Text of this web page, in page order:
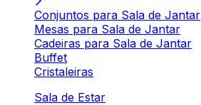
Conjuntos para Sala de Jantar
Mesas para Sala de Jantar
Cadeiras para Sala de Jantar
Buffet
Cristaleiras
Sala de Estar